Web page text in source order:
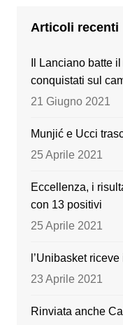
e
b
o
o
er
a
Articoli recenti
Il Lanciano batte
conquistati sul
21 Giugno 2021
Munjić e Ucci
25 Aprile 2021
Eccellenza, i
con 13 positivi
25 Aprile 2021
l’Unibasket
23 Aprile 2021
Rinviata anche